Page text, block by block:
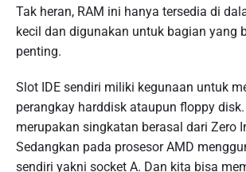
Tak heran, RAM ini hanya tersedia di
kecil dan digunakan untuk bagian yang
penting.
Slot IDE sendiri miliki kegunaan untuk
perangkay harddisk ataupun floppy
merupakan singkatan berasal dari Zero
Sedangkan pada prosesor AMD
sendiri yakni socket A. Dan kita bisa